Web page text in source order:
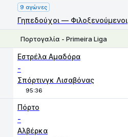
9 αγώνες
Γηπεδούχοι — Φιλοξενούμενοι
Πορτογαλία - Primeira Liga
Εστρέλα Αμαδόρα
-
Σπόρτινγκ Λισαβόνας
95:36
Πόρτο
-
Αλβέρκα